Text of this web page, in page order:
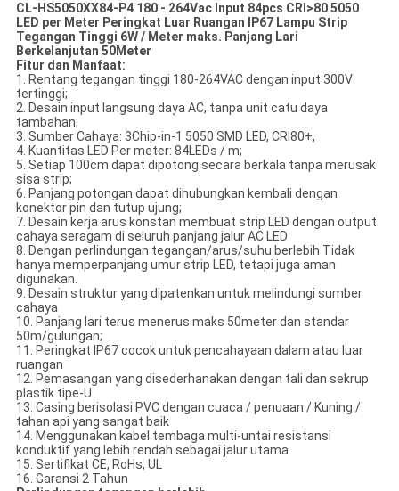
CL-HS5050XX84-P4 180 - 264Vac Input 84pcs CRI>80 5050
LED per Meter Peringkat Luar Ruangan IP67 Lampu Strip
Tegangan Tinggi 6W / Meter maks. Panjang Lari
Berkelanjutan 50Meter
Fitur dan Manfaat:
1. Rentang tegangan tinggi 180-264VAC dengan input 300V
tertinggi;
2. Desain input langsung daya AC, tanpa unit catu daya
tambahan;
3. Sumber Cahaya: 3Chip-in-1 5050 SMD LED, CRI80+,
4. Kuantitas LED Per meter: 84LEDs / m;
5. Setiap 100cm dapat dipotong secara berkala tanpa merusak
sisa strip;
6. Panjang potongan dapat dihubungkan kembali dengan
konektor pin dan tutup ujung;
7. Desain kerja arus konstan membuat strip LED dengan output
cahaya seragam di seluruh panjang jalur AC LED
8. Dengan perlindungan tegangan/arus/suhu berlebih Tidak
hanya memperpanjang umur strip LED, tetapi juga aman
digunakan.
9. Desain struktur yang dipatenkan untuk melindungi sumber
cahaya
10. Panjang lari terus menerus maks 50meter dan standar
50m/gulungan;
11. Peringkat IP67 cocok untuk pencahayaan dalam atau luar
ruangan
12. Pemasangan yang disederhanakan dengan tali dan sekrup
plastik tipe-U
13. Casing berisolasi PVC dengan cuaca / penuaan / Kuning /
tahan api yang sangat baik
14. Menggunakan kabel tembaga multi-untai resistansi
konduktif yang lebih rendah sebagai jalur utama
15. Sertifikat CE, RoHs, UL
16. Garansi 2 Tahun